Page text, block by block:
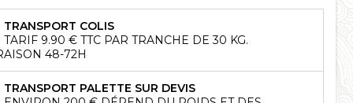
TRANSPORT COLIS
TARIF 9.90 € TTC PAR TRANCHE DE 30 KG.
48-72H
TRANSPORT PALETTE SUR DEVIS